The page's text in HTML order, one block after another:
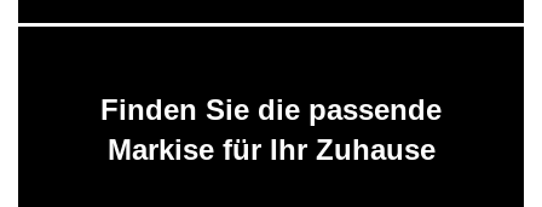
Finden Sie die passende
Markise für Ihr Zuhause